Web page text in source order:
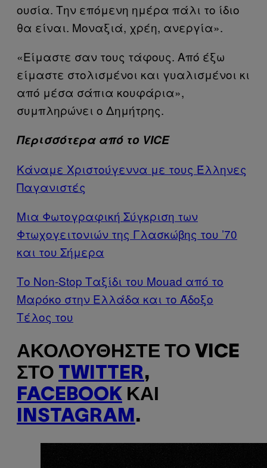
ουσία. Την επόμενη ημέρα πάλι το ίδιο
θα είναι. Μοναξιά, χρέη, ανεργία».
«Είμαστε σαν τους τάφους. Από έξω
είμαστε στολισμένοι και γυαλισμένοι κι
από μέσα σάπια κουφάρια»,
συμπληρώνει ο Δημήτρης.
Περισσότερα από το VICE
Κάναμε Χριστούγεννα με τους Έλληνες
Παγανιστές
Μια Φωτογραφική Σύγκριση των
Φτωχογειτονιών της Γλασκώβης του ’70
και του Σήμερα
Tο Non-Stop Ταξίδι του Mouad από το
Μαρόκο στην Ελλάδα και το Άδοξο
Τέλος του
ΑΚΟΛΟΥΘΉΣΤΕ ΤΟ VICE
ΣΤΟ TWITTER,
FACEBOOK ΚΑΙ
INSTAGRAM .